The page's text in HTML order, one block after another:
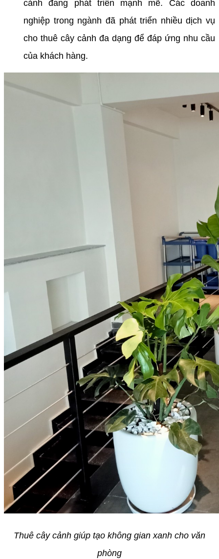
cảnh đang phát triển mạnh mẽ. Các doanh
nghiệp trong ngành đã phát triển nhiều dịch vụ
cho thuê cây cảnh đa dạng để đáp ứng nhu cầu
của khách hàng.
Thuê cây cảnh giúp tạo không gian xanh cho văn
phòng